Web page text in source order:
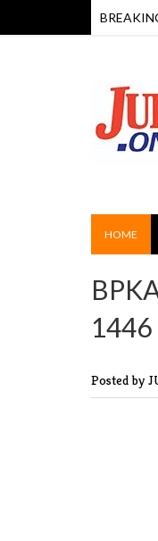
59 Tahun Ditemukan
HOME
1446
Posted by